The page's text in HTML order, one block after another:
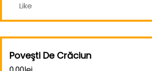
Like
Poveşti De Crăciun